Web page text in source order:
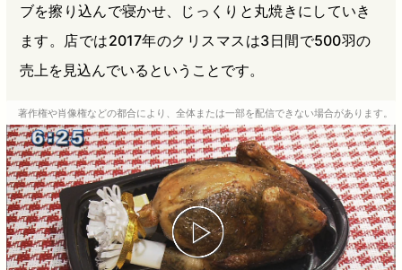
ブを擦り込んで寝かせ、じっくりと丸焼きにしていき
ます。店では2017年のクリスマスは3日間で500羽の
売上を見込んでいるということです。
著作権や肖像権などの都合により、全体または一部を配信できない場合があります。